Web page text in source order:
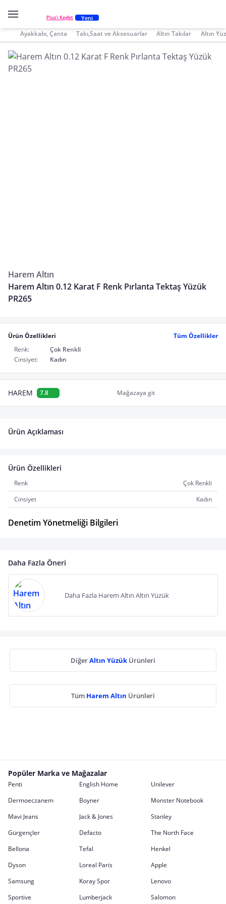
Plus'ı Keşfet Yeni
Ayakkabı, Çanta Takı,Saat ve Aksesuarlar Altın Takılar Altın
Harem Altın
Harem Altın 0.12 Karat F Renk Pırlanta Tektaş Yüzük
PR265
Ürün Özellikleri
Tüm Özellikler
Renk:
Çok Renkli
Cinsiyet:
Kadın
HAREM 7.8 Mağazaya git
Ürün Açıklaması
Ürün Özellikleri
Renk
Çok Renkli
Cinsiyet
Kadın
Denetim Yönetmeliği Bilgileri
Daha Fazla Öneri
Daha Fazla Harem Altın Altın Yüzük
DiğerAltın Yüzük Ürünleri
Tüm Harem Altın Ürünleri
Popüler Marka ve Mağazalar
Penti English Home
Unilever
Dermoeczanem
Boyner
Monster Notebook
Mavi Jeans
Jack & Jones
Stanley
Gürgençler
Defacto
The North Face
Bellona
Tefal
Henkel
Dyson
Loreal Paris
Apple
Samsung
Koray Spor
Lenovo
Sportive
Lumberjack Salomon